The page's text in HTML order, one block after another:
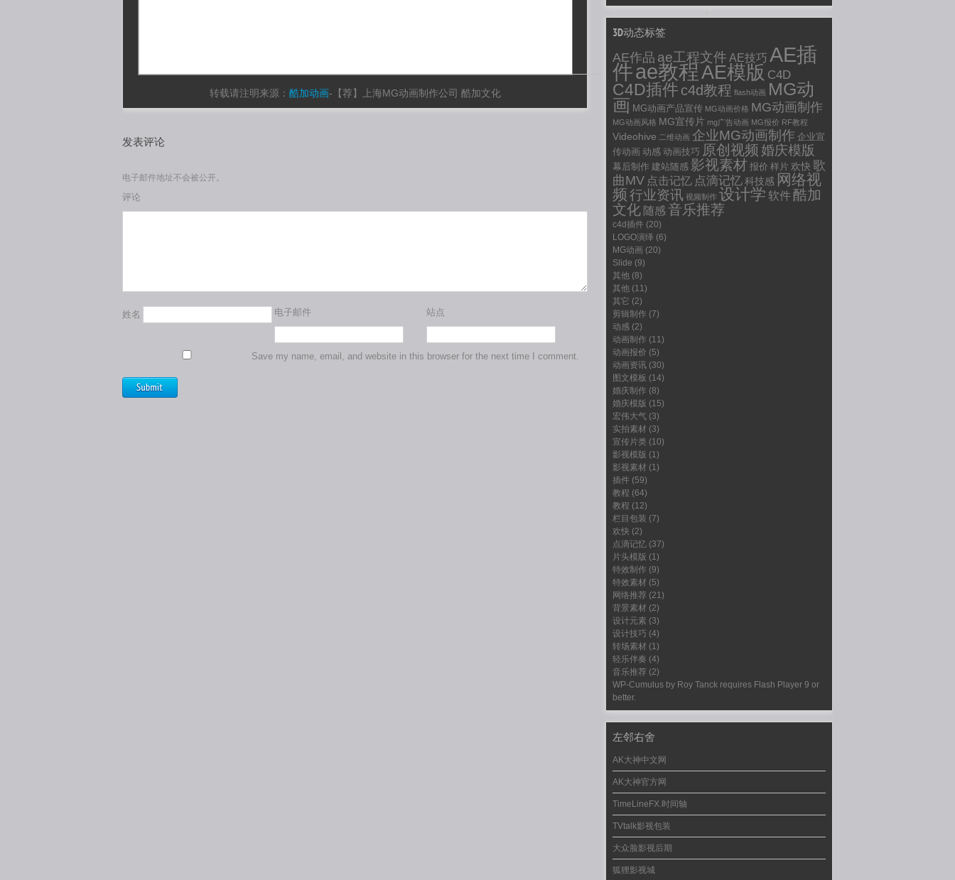
转载请注明来源： 酷加动画- 【荐】上海MG动画制作公司 酷加文化
发表评论
电子邮件地址不会被公开。
评论
姓名 电子邮件 站点
Save my name, email, and website in this browser for the next time I comment.
3D动态标签
AE作品 ae工程文件 AE技巧 AE插
件ae教程AE模版 C4D
C4D插件 c4d教程 flash动画 MG动
画 MG动画产品宣传 MG动画价格 MG动画制作
MG动画风格 MG宣传片 mg广告动画 MG报价 RF教程
Videohive 二维动画 企业MG动画制作 企业宣
传动画 动感 动画技巧 原创视频 婚庆模版
幕后制作 建站随感 影视素材 报价 样片 欢快 歌
曲MV 点击记忆 点滴记忆科技感 网络视
频行业资讯 视频制作 设计学 软件酷加
文化 随感 音乐推荐
c4d插件 (20)
LOGO演绎 (6)
MG动画 (20)
Slide (9)
其他 (8)
其他 (11)
其它 (2)
剪辑制作 (7)
动感 (2)
动画制作 (11)
动画报价 (5)
动画资讯 (30)
图文模板 (14)
婚庆制作 (8)
婚庆模版 (15)
宏伟大气 (3)
实拍素材 (3)
宣传片类 (10)
影视模版 (1)
影视素材 (1)
插件 (59)
教程 (64)
教程 (12)
栏目包装 (7)
欢快 (2)
点滴记忆 (37)
片头模版 (1)
特效制作 (9)
特效素材 (5)
网络推荐 (21)
背景素材 (2)
设计元素 (3)
设计技巧 (4)
转场素材 (1)
轻乐伴奏 (4)
音乐推荐 (2)
WP-Cumulus by Roy Tanck requires Flash Player 9 or
better.
左邻右舍
AK大神中文网
AK大神官方网
TimeLineFX.时间轴
TVtalk影视包装
大众脸影视后期
狐狸影视城